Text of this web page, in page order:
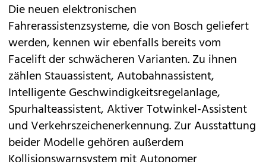
Die neuen elektronischen
Fahrerassistenzsysteme, die von Bosch geliefert
werden, kennen wir ebenfalls bereits vom
Facelift der schwächeren Varianten. Zu ihnen
zählen Stauassistent, Autobahnassistent,
Intelligente Geschwindigkeitsregelanlage,
Spurhalteassistent, Aktiver Totwinkel-Assistent
und Verkehrszeichenerkennung. Zur Ausstattung
beider Modelle gehören außerdem